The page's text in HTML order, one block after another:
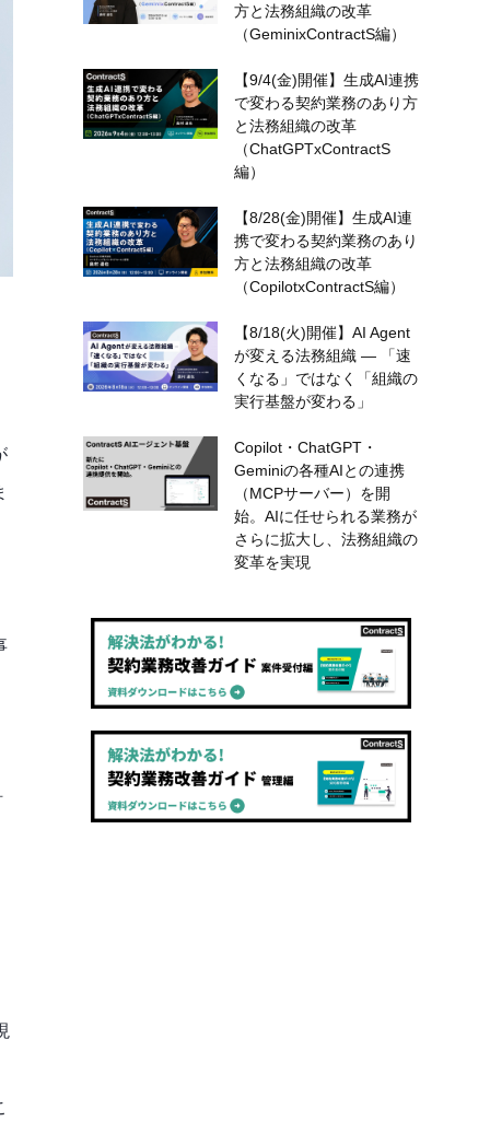
方と法務組織の改革
（GeminixContractS編）
【9/4(金)開催】生成AI連携
で変わる契約業務のあり方
と法務組織の改革
（ChatGPTxContractS
編）
【8/28(金)開催】生成AI連
携で変わる契約業務のあり
方と法務組織の改革
（CopilotxContractS編）
【8/18(火)開催】AI Agent
が変える法務組織 — 「速
くなる」ではなく「組織の
実行基盤が変わる」
Copilot・ChatGPT・
Geminiの各種AIとの連携
（MCPサーバー）を開
始。AIに任せられる業務が
さらに拡大し、法務組織の
変革を実現